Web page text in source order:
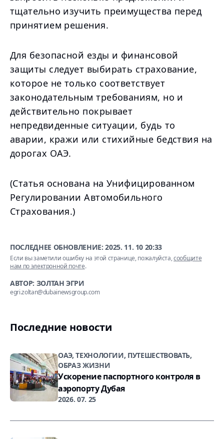
тщательно изучить преимущества перед
принятием решения.
Для безопасной езды и финансовой
защиты следует выбирать страхование,
которое не только соответствует
законодательным требованиям, но и
действительно покрывает
непредвиденные ситуации, будь то
аварии, кражи или стихийные бедствия на
дорогах ОАЭ.
(Статья основана на Унифицированном
Регулировании Автомобильного
Страхования.)
ПОСЛЕДНЕЕ ОБНОВЛЕНИЕ:2025. 11. 10 20:33
Если вы заметили ошибку на этой странице, пожалуйста,сообщите
нам по электронной почте.
АВТОР: ЗОЛТАН ЭГРИ
egri.zoltan@dubainewsgroup.com
Последние новости
ОАЭ, ТЕХНОЛОГИИ, ПУТЕШЕСТВОВАТЬ,
ОБРАЗ ЖИЗНИ
Ускорение паспортного контроля в
аэропорту Дубая
2026. 07. 25